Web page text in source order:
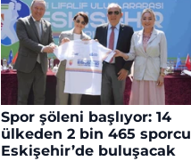
Spor şöleni başlıyor: 14
ülkeden 2 bin 465 sporcu
Eskişehir’de buluşacak